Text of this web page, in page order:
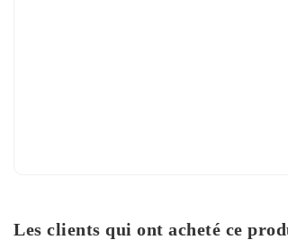
Les clients qui ont acheté ce